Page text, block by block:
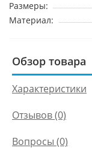
Размеры:
Материал:
Обзор товара
Характеристики
Отзывов (0)
Вопросы (0)